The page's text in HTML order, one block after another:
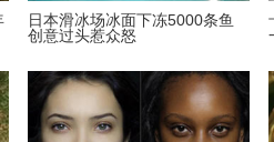
世界上最老的民族正在面临文化
危机